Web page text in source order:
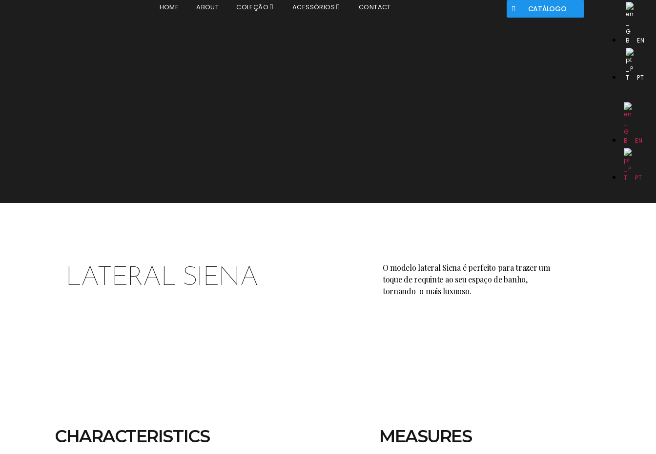
CATÁLOGO
HOME ABOUT COLEÇÃO ACESSÓRIOS CONTACT
EN
PT
EN
PT
LATERAL SIENA
O modelo lateral Siena é perfeito para trazer um
toque de requinte ao seu espaço de banho,
tornando-o mais luxuoso.
CHARACTERISTICS MEASURES